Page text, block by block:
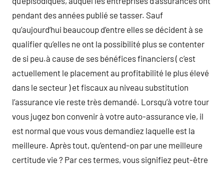
pendant des années publié se tasser. Sauf
qu’aujourd’hui beaucoup d’entre elles se décident à se
qualifier qu’elles ne ont la possibilité plus se contenter
de si peu.à cause de ses bénéfices financiers ( c’est
actuellement le placement au profitabilité le plus élevé
dans le secteur ) et fiscaux au niveau substitution
l’assurance vie reste très demandé. Lorsqu’à votre tour
vous jugez bon convenir à votre auto-assurance vie, il
est normal que vous vous demandiez laquelle est la
meilleure. Après tout, qu’entend-on par une meilleure
certitude vie ? Par ces termes, vous signifiez peut-être